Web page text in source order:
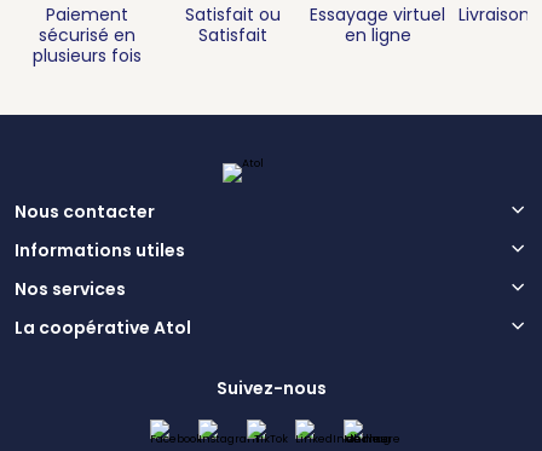
Paiement
sécurisé en
plusieurs fois
Satisfait ou
Satisfait
Essayage virtuel
en ligne
Livraison
Nous contacter
Informations utiles
Nos services
La coopérative Atol
Suivez-nous